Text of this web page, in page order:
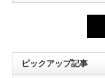
ピックアップ記事